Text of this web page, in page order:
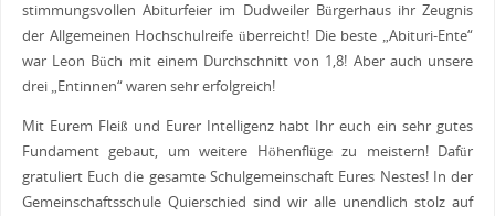
stimmungsvollen Abiturfeier im Dudweiler Bürgerhaus ihr Zeugnis
der Allgemeinen Hochschulreife überreicht! Die beste „Abituri-Ente“
war Leon Büch mit einem Durchschnitt von 1,8! Aber auch unsere
drei „Entinnen“ waren sehr erfolgreich!
Mit Eurem Fleiß und Eurer Intelligenz habt Ihr euch ein sehr gutes
Fundament gebaut, um weitere Höhenflüge zu meistern! Dafür
gratuliert Euch die gesamte Schulgemeinschaft Eures Nestes! In der
Gemeinschaftsschule Quierschied sind wir alle unendlich stolz auf